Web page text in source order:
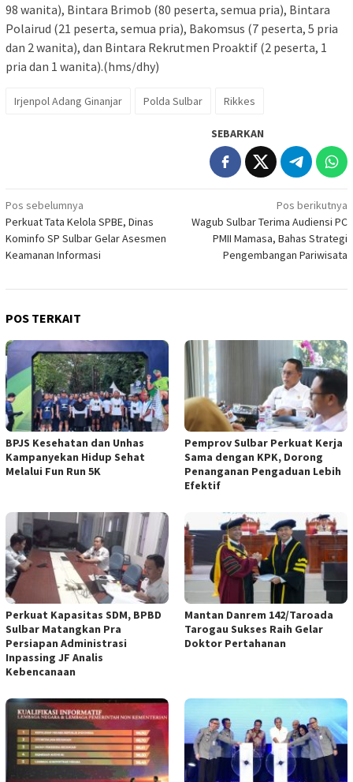
98 wanita), Bintara Brimob (80 peserta, semua pria), Bintara
Polairud (21 peserta, semua pria), Bakomsus (7 peserta, 5 pria
dan 2 wanita), dan Bintara Rekrutmen Proaktif (2 peserta, 1
pria dan 1 wanita).(hms/dhy)
Irjenpol Adang Ginanjar Polda Sulbar Rikkes
SEBARKAN
Navigasi
pos
Pos sebelumnya
Perkuat Tata Kelola SPBE, Dinas
Kominfo SP Sulbar Gelar Asesmen
Keamanan Informasi
Pos berikutnya
Wagub Sulbar Terima Audiensi PC
PMII Mamasa, Bahas Strategi
Pengembangan Pariwisata
POS TERKAIT
BPJS Kesehatan dan Unhas
Kampanyekan Hidup Sehat
Melalui Fun Run 5K
Pemprov Sulbar Perkuat Kerja
Sama dengan KPK, Dorong
Penanganan Pengaduan Lebih
Efektif
Perkuat Kapasitas SDM, BPBD
Sulbar Matangkan Pra
Persiapan Administrasi
Inpassing JF Analis
Kebencanaan
Mantan Danrem 142/Taroada
Tarogau Sukses Raih Gelar
Doktor Pertahanan